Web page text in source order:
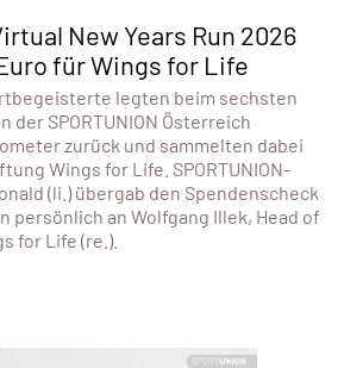
New Years Run 2026
für Wings for Life
legten beim sechsten
der SPORTUNION Österreich
zurück und sammelten dabei
Wings for Life. SPORTUNION-
(li.) übergab den Spendenscheck
persönlich an Wolfgang Illek, Head of
for Life (re.).